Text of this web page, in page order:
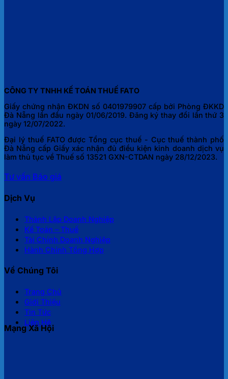
CÔNG TY TNHH KẾ TOÁN THUẾ FATO
Giấy chứng nhận ĐKDN số 0401979907 cấp bởi Phòng ĐKKD
Đà Nẵng lần đầu ngày 01/06/2019. Đăng ký thay đổi lần thứ 3
ngày 12/07/2022.
Đại lý thuế FATO được Tổng cục thuế - Cục thuế thành phố
Đà Nẵng cấp Giấy xác nhận đủ điều kiện kinh doanh dịch vụ
làm thủ tục về Thuế số 13521 GXN-CTDAN ngày 28/12/2023.
Tư vấn Báo giá
Dịch Vụ
Thành Lập Doanh Nghiệp
Kế Toán – Thuế
Tài Chính Doanh Nghiệp
Hành Chính Tổng Hợp
Về Chúng Tôi
Trang Chủ
Giới Thiệu
Tin Tức
Liên Hệ
Mạng Xã Hội